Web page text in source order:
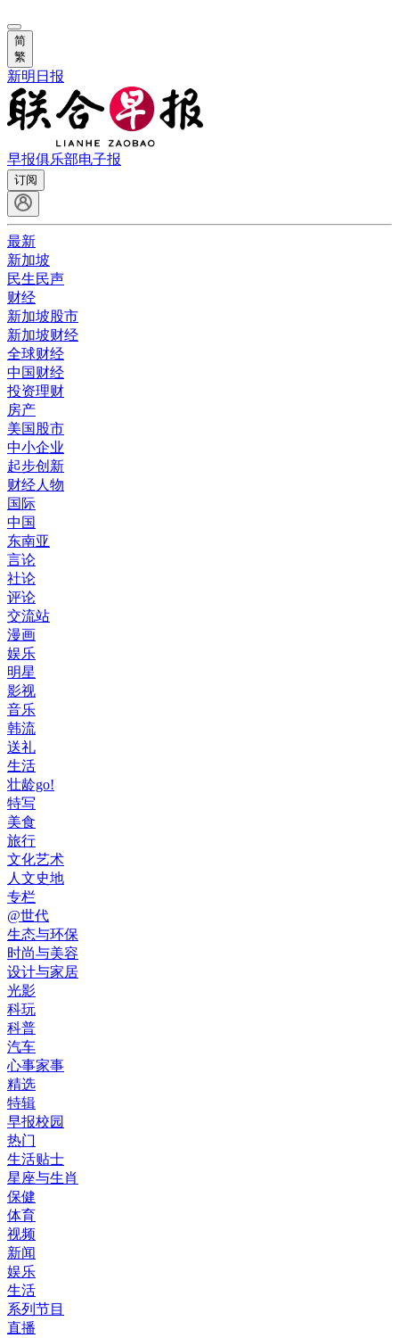
简
繁
新明日报
早报俱乐部电子报
订阅
最新
新加坡
民生民声
财经
新加坡股市
新加坡财经
全球财经
中国财经
投资理财
房产
美国股市
中小企业
起步创新
财经人物
国际
中国
东南亚
言论
社论
评论
交流站
漫画
娱乐
明星
影视
音乐
韩流
送礼
生活
壮龄go!
特写
美食
旅行
文化艺术
人文史地
专栏
@世代
生态与环保
时尚与美容
设计与家居
光影
科玩
科普
汽车
心事家事
精选
特辑
早报校园
热门
生活贴士
星座与生肖
保健
体育
视频
新闻
娱乐
生活
系列节目
直播